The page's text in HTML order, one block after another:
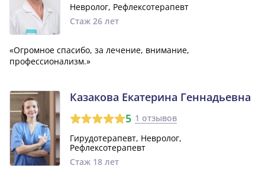
Невролог, Рефлексотерапевт
Стаж 26 лет
«Огромное спасибо, за лечение, внимание,
профессионализм.»
Казакова Екатерина Геннадьевна
5 1 отзывов
Гирудотерапевт, Невролог,
Рефлексотерапевт
Стаж 18 лет